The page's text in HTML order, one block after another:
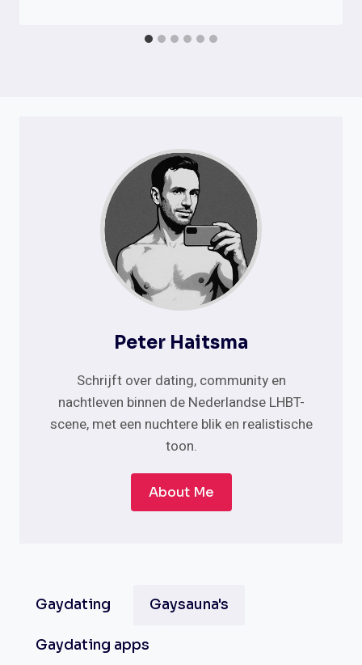
Peter Haitsma
Schrijft over dating, community en
nachtleven binnen de Nederlandse LHBT-
scene, met een nuchtere blik en realistische
toon.
About Me
Gaydating Gaysauna's
Gaydating apps